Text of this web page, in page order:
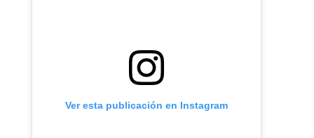
Ver esta publicación en Instagram